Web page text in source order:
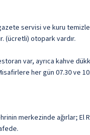
servisi ve kuru
(ücretli) otopark vardır.
var, ayrıca kahve
her gün 07.30 ve
merkezinde ağırlar; El